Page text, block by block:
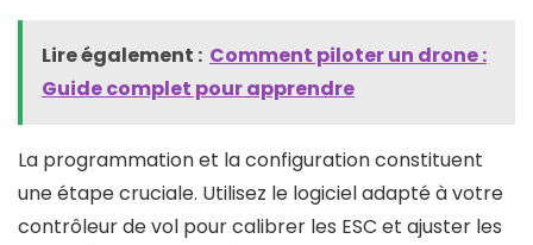
Lire également : Comment piloter un drone​ :
Guide complet pour apprendre
La programmation et la configuration constituent
une étape cruciale. Utilisez le logiciel adapté à votre
contrôleur de vol pour calibrer les ESC et ajuster les